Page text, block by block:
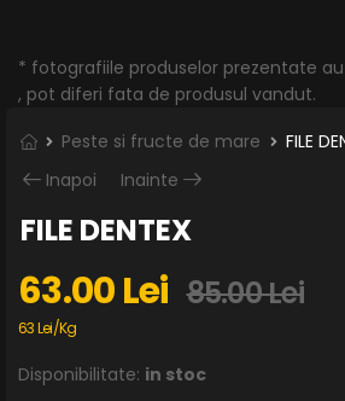
* fotografiile produselor prezentate
, pot diferi fata de produsul vandut.
Peste si fructe de mare
FILE
Inapoi
Inainte
FILE DENTEX
63.00 Lei 85.00 Lei
63 Lei/Kg
Disponibilitate: in stoc